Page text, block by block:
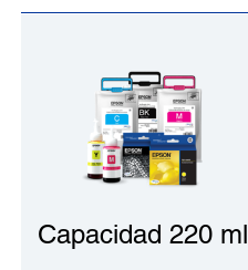
Capacidad 220 ml